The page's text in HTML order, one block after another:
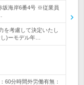
坂海岸6番4号 ※従業員
を考慮して決定いたし
)ーモデル年…
60分時間外労働有無：